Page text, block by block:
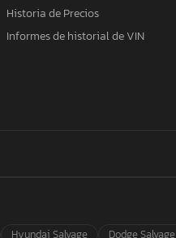
Historia de Precios
Informes de historial de VIN
Hyundai Salvage Dodge Salvage